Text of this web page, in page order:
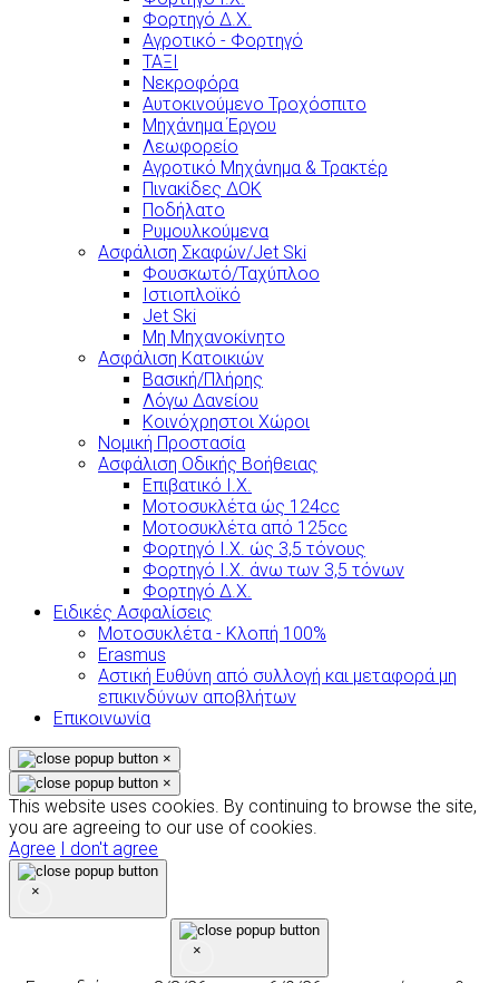
Φορτηγό Δ.Χ.
Αγροτικό - Φορτηγό
ΤΑΞΙ
Νεκροφόρα
Αυτοκινούμενο Τροχόσπιτο
Μηχάνημα Έργου
Λεωφορείο
Αγροτικό Μηχάνημα & Τρακτέρ
Πινακίδες ΔΟΚ
Ποδήλατο
Ρυμουλκούμενα
Ασφάλιση Σκαφών/Jet Ski
Φουσκωτό/Ταχύπλοο
Ιστιοπλοϊκό
Jet Ski
Μη Μηχανοκίνητο
Ασφάλιση Κατοικιών
Βασική/Πλήρης
Λόγω Δανείου
Κοινόχρηστοι Χώροι
Νομική Προστασία
Ασφάλιση Οδικής Βοήθειας
Επιβατικό Ι.Χ.
Μοτοσυκλέτα ώς 124cc
Μοτοσυκλέτα από 125cc
Φορτηγό Ι.Χ. ώς 3,5 τόνους
Φορτηγό Ι.Χ. άνω των 3,5 τόνων
Φορτηγό Δ.Χ.
Ειδικές Ασφαλίσεις
Μοτοσυκλέτα - Κλοπή 100%
Erasmus
Αστική Ευθύνη από συλλογή και μεταφορά μη
επικινδύνων αποβλήτων
Επικοινωνία
×
×
This website uses cookies. By continuing to browse the site,
you are agreeing to our use of cookies.
Agree I don't agree
×
×